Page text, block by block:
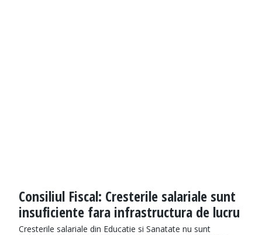
Consiliul Fiscal: Cresterile salariale sunt
insuficiente fara infrastructura de lucru
Cresterile salariale din Educatie si Sanatate nu sunt